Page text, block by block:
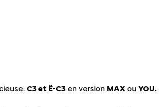
C3 et Ë-C3 en version MAX ou YOU.